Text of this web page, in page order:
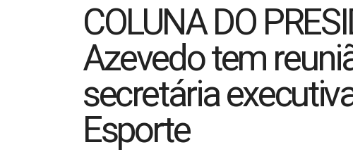
COLUNA DO
Azevedo tem
secretária
Esporte